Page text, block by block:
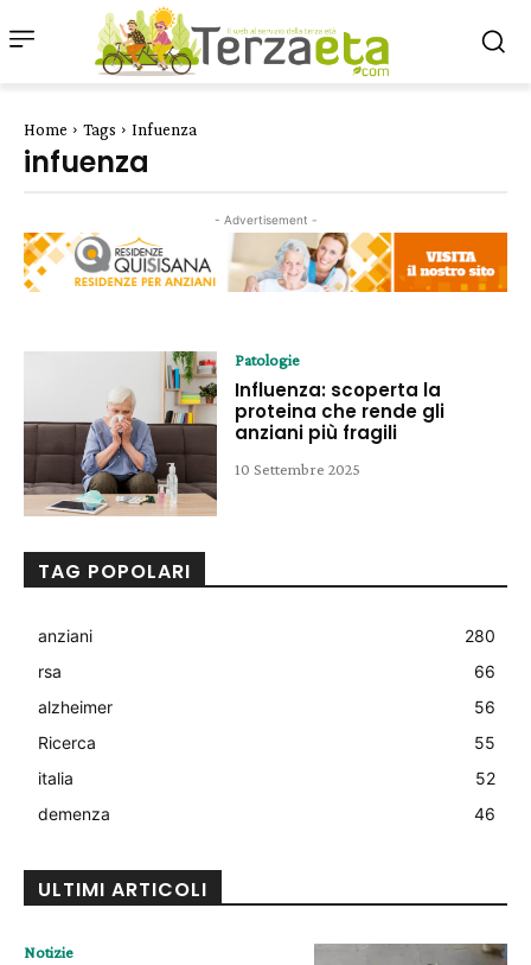
Home Tags Infuenza
infuenza
- Advertisement -
Patologie
Influenza: scoperta la
proteina che rende gli
anziani più fragili
10 Settembre 2025
TAG POPOLARI
anziani
280
rsa
66
alzheimer
56
Ricerca
55
italia
52
demenza
46
ULTIMI ARTICOLI
Notizie